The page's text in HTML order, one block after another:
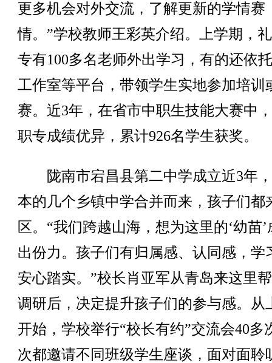
更多机会对外交流，了解更新的学情赛
情。”学校教师王彩英介绍。上学期，
专有100多名老师外出学习，有的还依
工作室等平台，带领学生实地参加培训
赛。近3年，在省市中职生技能大赛中
职专成绩优异，累计926名学生获奖。
陇南市宕昌县第二中学成立近3年
本的几个乡镇中学合并而来，孩子们都
区。“我们跨越山海，想为这里的‘幼苗’
出份力。孩子们有归属感、认同感，学
安心踏实。”校长肖亚军从青岛来这里
调研后，决定提升孩子们的参与感。从
开始，学校举行“校长有约”交流会40多
次都邀请不同班级学生座谈，面对面聆